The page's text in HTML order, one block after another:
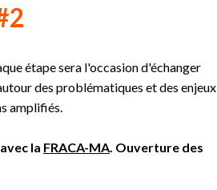
étape sera l'occasion d'échanger
des problématiques et des enjeux
amplifiés.
la FRACA-MA . Ouverture des